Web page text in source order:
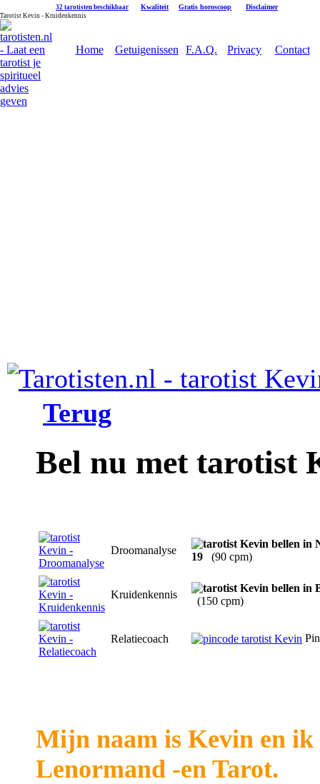
32 tarotisten beschikbaar Kwaliteit Gratis horoscoop Disclaimer
Tarotist Kevin - Kruidenkennis
Home Getuigenissen F.A.Q. Privacy Contact
Terug
Bel nu met tarotist
Droomanalyse
19 (90 cpm)
Kruidenkennis
(150 cpm)
Relatiecoach
Mijn naam is Kevin en
Lenormand -en Tarot.